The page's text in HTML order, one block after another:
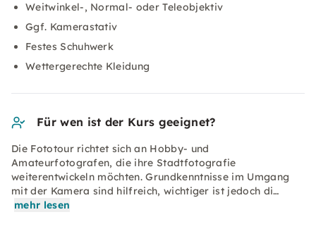
Weitwinkel-, Normal- oder Teleobjektiv
Ggf. Kamerastativ
Festes Schuhwerk
Wettergerechte Kleidung
Für wen ist der Kurs geeignet?
Die Fototour richtet sich an Hobby- und
Amateurfotografen, die ihre Stadtfotografie
weiterentwickeln möchten. Grundkenntnisse im Umgang
mit der Kamera sind hilfreich, wichtiger ist jedoch di…
mehr lesen